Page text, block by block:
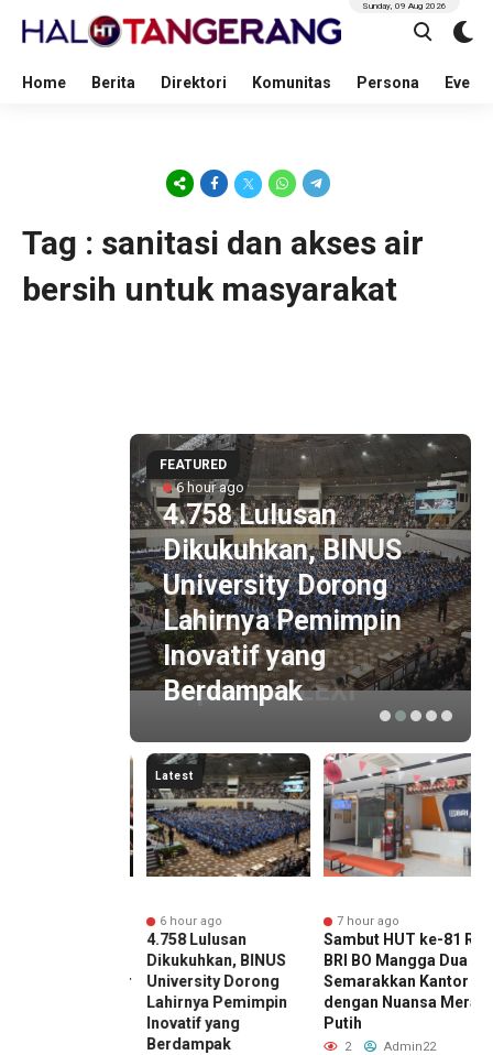
Home Berita Direktori Komunitas Persona Event
Sunday, 09 Aug 2026
Tag : sanitasi dan akses air
bersih untuk masyarakat
FEATURED
1 hour ago
Berapa Budget
Nonton Konser yang
Harus Disiapkan?
Atur Dana dengan
Deposito FLEXI
6 hour ago
4.758 Lulusan
Dikukuhkan, BINUS
University Dorong
Lahirnya Pemimpin
Inovatif yang
Berdampak
Latest
6 hour ago
4.758 Lulusan
Dikukuhkan, BINUS
University Dorong
Lahirnya Pemimpin
Inovatif yang
Berdampak
7 hour ago
Sambut HUT ke-81 RI,
BRI BO Mangga Dua
Semarakkan Kantor
dengan Nuansa Merah
Putih
2 Admin22